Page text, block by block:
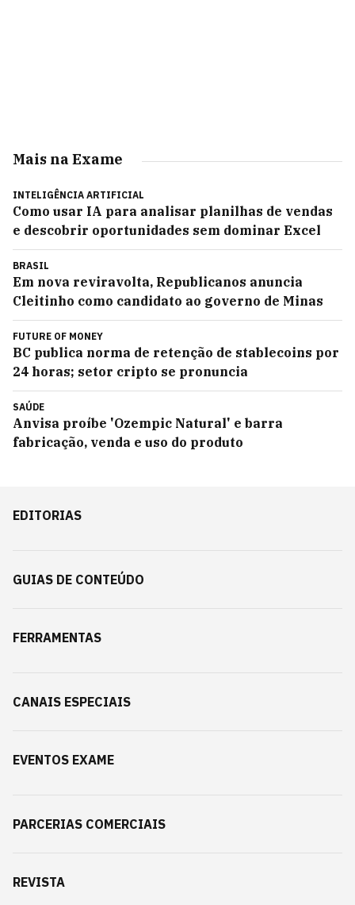
Mais na Exame
INTELIGÊNCIA ARTIFICIAL
Como usar IA para analisar planilhas de vendas
e descobrir oportunidades sem dominar Excel
BRASIL
Em nova reviravolta, Republicanos anuncia
Cleitinho como candidato ao governo de Minas
FUTURE OF MONEY
BC publica norma de retenção de stablecoins por
24 horas; setor cripto se pronuncia
SAÚDE
Anvisa proíbe 'Ozempic Natural' e barra
fabricação, venda e uso do produto
EDITORIAS
GUIAS DE CONTEÚDO
FERRAMENTAS
CANAIS ESPECIAIS
EVENTOS EXAME
PARCERIAS COMERCIAIS
REVISTA